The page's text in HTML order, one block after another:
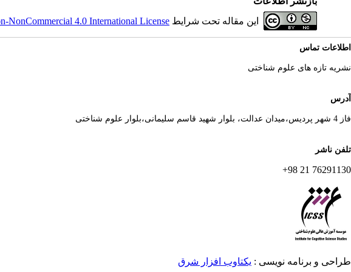
این مقاله تحت شرایط NonCommercial 4.0 International License
اطلاعات تماس
نشریه تازه های علوم شناختی
آدرس
فاز 4 شهر پردیس،میدان عدالت، بلوار شهید قاسم سلیمانی،بلوار علوم شناختی
تلفن ناشر
76291130 21 98+
طراحی و برنامه نویسی : یکتاوب افزار شرق